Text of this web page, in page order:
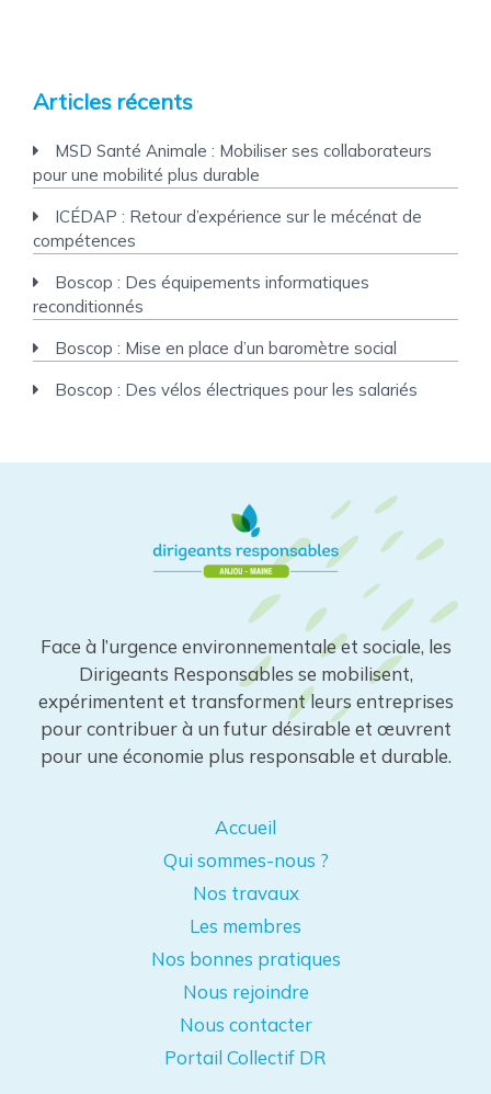
Articles récents
MSD Santé Animale : Mobiliser ses collaborateurs
pour une mobilité plus durable
ICÉDAP : Retour d’expérience sur le mécénat de
compétences
Boscop : Des équipements informatiques
reconditionnés
Boscop : Mise en place d’un baromètre social
Boscop : Des vélos électriques pour les salariés
Face à l’urgence environnementale et sociale, les
Dirigeants Responsables se mobilisent,
expérimentent et transforment leurs entreprises
pour contribuer à un futur désirable et œuvrent
pour une économie plus responsable et durable.
Accueil
Qui sommes-nous ?
Nos travaux
Les membres
Nos bonnes pratiques
Nous rejoindre
Nous contacter
Portail Collectif DR